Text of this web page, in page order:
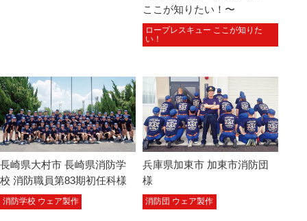
ここが知りたい！〜
ロープレスキュー ここが知りた
い！
長崎県大村市 長崎県消防学
校 消防職員第83期初任科様
消防学校 ウェア製作
兵庫県加東市 加東市消防団
様
消防団 ウェア製作